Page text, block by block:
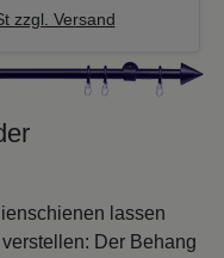
zzgl. Versand
lassen
Der Behang